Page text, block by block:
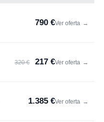
790 €Ver oferta →
320 € 217 €Ver oferta →
1.385 €Ver oferta →